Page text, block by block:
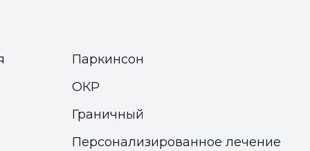
Паркинсон
ОКР
Граничный
Персонализированное лечение